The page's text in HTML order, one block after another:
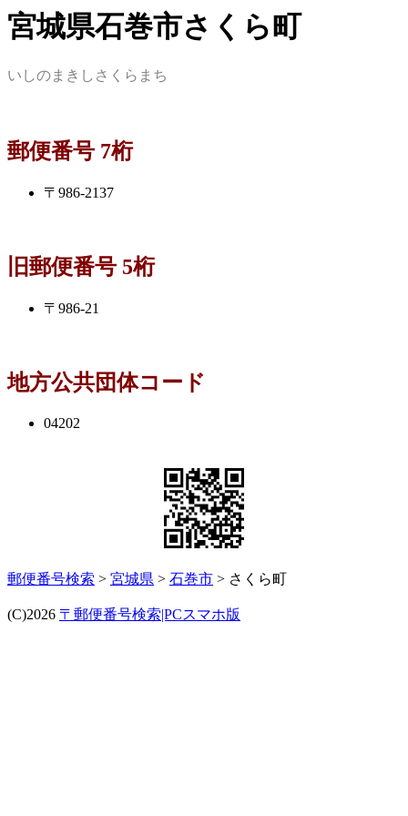
宮城県石巻市さくら町
いしのまきしさくらまち
郵便番号 7桁
〒986-2137
旧郵便番号 5桁
〒986-21
地方公共団体コード
04202
郵便番号検索 > 宮城県 > 石巻市 > さくら町
(C)2026 〒郵便番号検索|PCスマホ版